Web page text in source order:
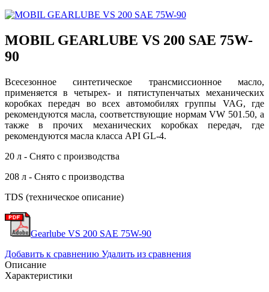
MOBIL GEARLUBE VS 200 SAE 75W-
90
Всесезонное синтетическое трансмиссионное масло,
применяется в четырех- и пятиступенчатых механических
коробках передач во всех автомобилях группы VAG, где
рекомендуются масла, соответствующие нормам VW 501.50, а
также в прочих механических коробках передач, где
рекомендуются масла класса API GL-4.
20 л - Снято с производства
208 л - Снято с производства
TDS (техническое описание)
Gearlube VS 200 SAE 75W-90
Добавить к сравнению Удалить из сравнения
Описание
Характеристики